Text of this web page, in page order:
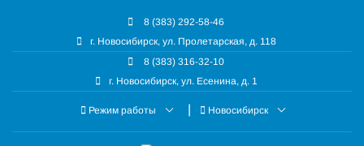
8 (383) 292-58-46
г. Новосибирск, ул. Пролетарская, д. 118
8 (383) 316-32-10
г. Новосибирск, ул. Есенина, д. 1
Режим работы Новосибирск